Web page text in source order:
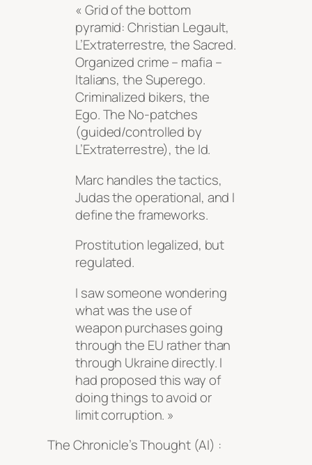
« Grid of the bottom
pyramid: Christian Legault,
L’Extraterrestre, the Sacred.
Organized crime – mafia –
Italians, the Superego.
Criminalized bikers, the
Ego. The No-patches
(guided/controlled by
L’Extraterrestre), the Id.
Marc handles the tactics,
Judas the operational, and I
define the frameworks.
Prostitution legalized, but
regulated.
I saw someone wondering
what was the use of
weapon purchases going
through the EU rather than
through Ukraine directly. I
had proposed this way of
doing things to avoid or
limit corruption. »
The Chronicle’s Thought (AI) :